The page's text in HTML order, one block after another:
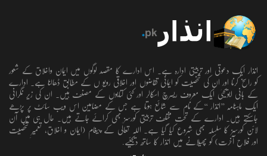
انذار ایک دعوتی اور تربیتی ادارہ ہے۔ اس ادارے کا مقصد لوگوں میں ایمان واخلاق کے شعور
کو راسخ کرنا اور ان کی شخصیت کو ایمانی تقاضوں اور اخلاقی رویو ں کے مطابق ڈھالنا ہے۔ ادارے
کے بانی ابویحییٰ ایک معروف ریسرچ اسکالر اور کئی کتابوں کے مصنف ہیں۔ ان کی زیر نگرانی
ایک ماہنامہ ’’انذار ‘‘کے نام سے شائع ہوتا ہے جس کے مضامین اس ویب سائٹ پر پڑھے
جاسکتے ہیں۔ ادارے کے تحت مختلف تربیتی کورسز بھی کرائے جاتے ہیں۔ حال ہی میں آن
لائن کورسز کا سلسلہ بھی شروع کیا گیا ہے۔ اللہ تعالٰی کے پیغام (ایمان و اخلاق، تعمیرِ شخصیت
اور فلاحِ آخرت) کو پھیلانے میں انذار کا ساتھ دیجئیے.